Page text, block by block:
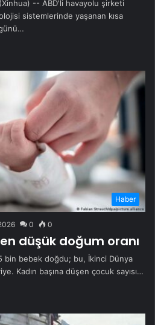
-- ABD'li havayolu şirketi
sistemlerinde yaşanan kısa
Haber
0 0
düşük doğum oranı
bin bebek doğdu; bu, İkinci Dünya
Kadın başına düşen çocuk sayısı…